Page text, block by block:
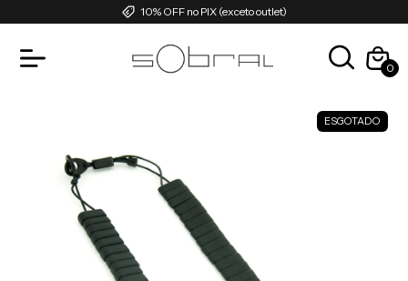
10% OFF no PIX (exceto outlet)
0
ESGOTADO